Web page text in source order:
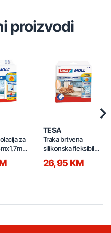
proizvodi
za
TESA
Traka brtvena
silikonska fleksibilna
26,95 KM